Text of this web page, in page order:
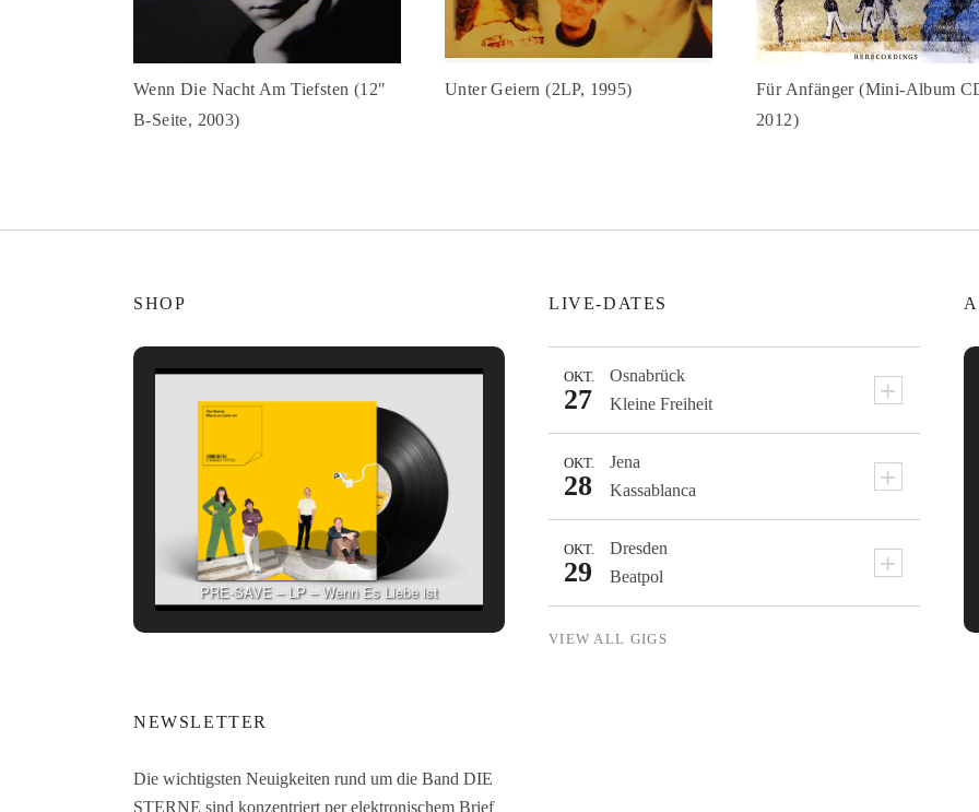
Wenn Die Nacht Am Tiefsten (12″
B-Seite, 2003)
Unter Geiern (2LP, 1995)
Für Anfänger (Mini-Album
2012)
SHOP
PRE-SAVE – LP – Wenn Es Liebe ist
LIVE-DATES
Osnabrück +
OKT.
27 Kleine Freiheit
Jena +
OKT.
28 Kassablanca
Dresden +
OKT.
29 Beatpol
VIEW ALL GIGS
NEWSLETTER
Die wichtigsten Neuigkeiten rund um die Band DIE
STERNE sind konzentriert per elektronischem Brief